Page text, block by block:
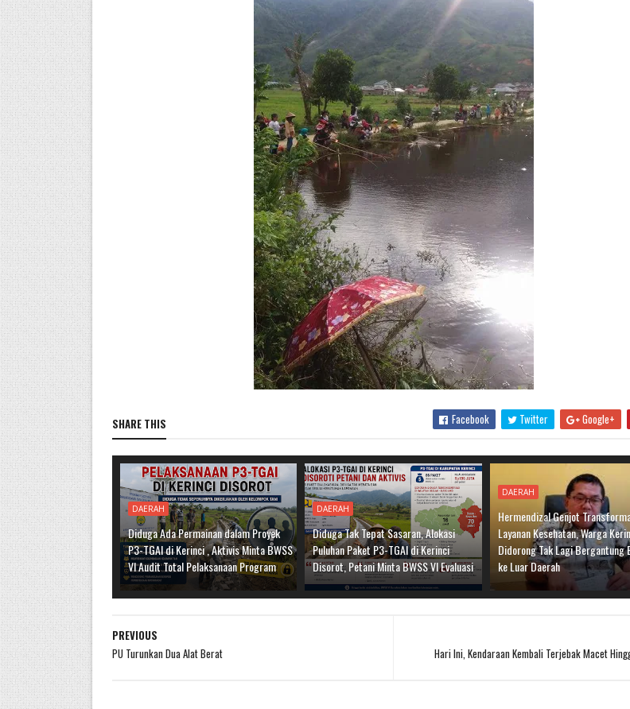
SHARE THIS Facebook Twitter Google+
DAERAH
Diduga Ada Permainan dalam Proyek
P3-TGAI di Kerinci , Aktivis Minta BWSS
VI Audit Total Pelaksanaan Program
DAERAH
Diduga Tak Tepat Sasaran, Alokasi
Puluhan Paket P3-TGAI di Kerinci
Disorot, Petani Minta BWSS VI Evaluasi
DAERAH
Hermendizal Genjot
Layanan Kesehatan, Warga
Didorong Tak Lagi Bergantung
ke Luar Daerah
Hari Ini, Kendaraan Kembali Terjebak Macet
PREVIOUS
PU Turunkan Dua Alat Berat